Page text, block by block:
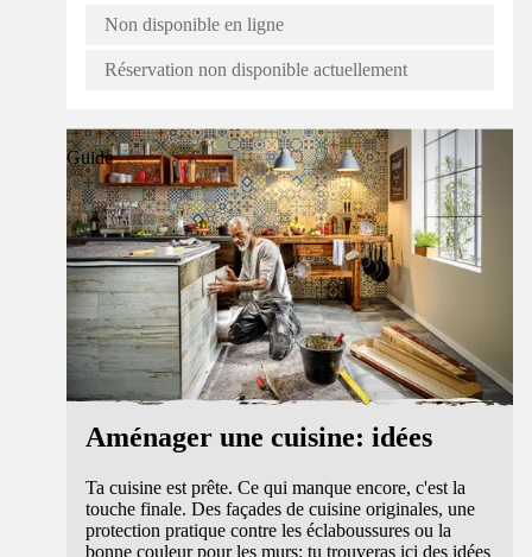
Non disponible en ligne
Réservation non disponible actuellement
Guide
Aménager une cuisine: idées
Ta cuisine est prête. Ce qui manque encore, c'est la
touche finale. Des façades de cuisine originales, une
protection pratique contre les éclaboussures ou la
bonne couleur pour les murs: tu trouveras ici des idées